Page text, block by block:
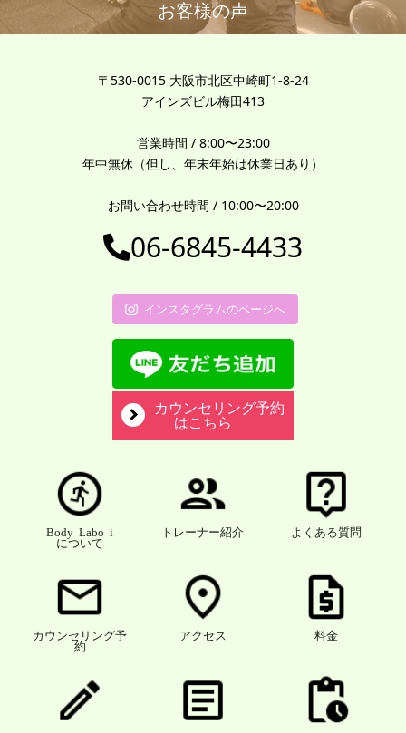
お客様の声
〒530-0015 大阪市北区中崎町1-8-24
アインズビル梅田413
営業時間 / 8:00〜23:00
年中無休（但し、年末年始は休業日あり）
お問い合わせ時間 / 10:00〜20:00
06-6845-4433
インスタグラムのページへ
カウンセリング予約
はこちら
Body Labo i
について
トレーナー紹介 よくある質問
カウンセリング予
約
アクセス 料金